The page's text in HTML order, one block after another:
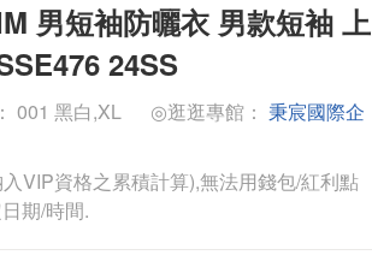
男短袖防曬衣 男款短袖 上
24SS
001 黑白,XL ◎逛逛專館： 秉宸國際企
VIP資格之累積計算),無法用錢包/紅利點
期/時間.